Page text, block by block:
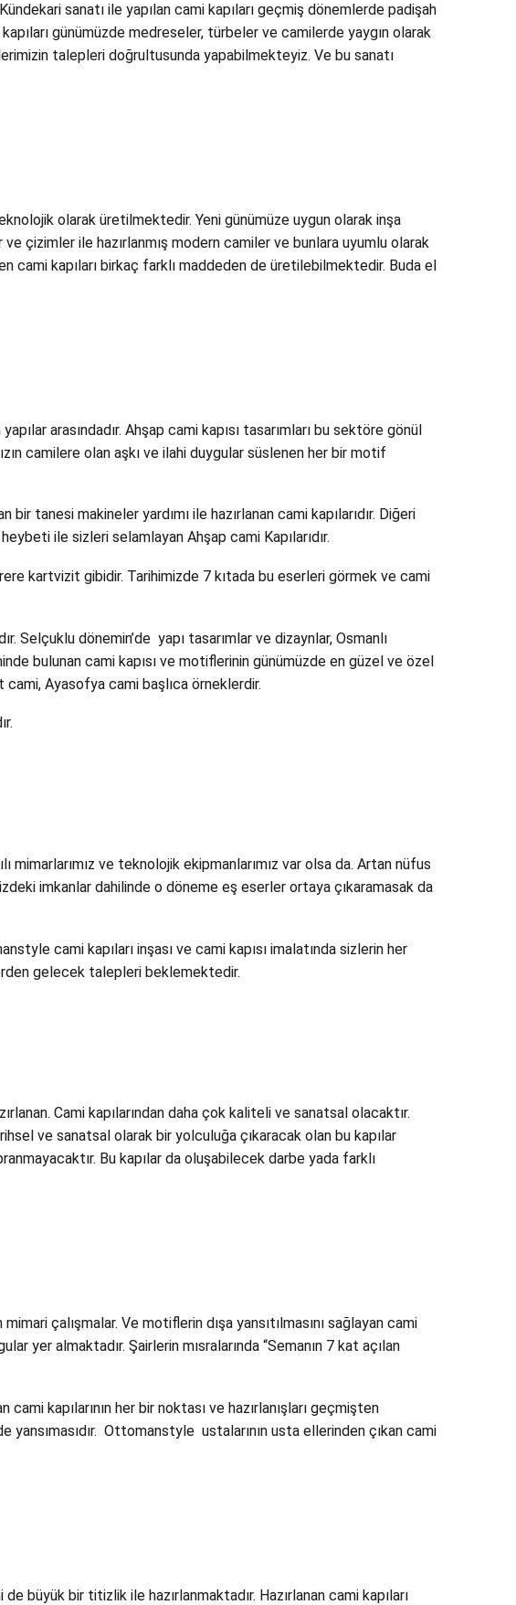
sanatı ile yapılan cami kapıları geçmiş dönemlerde padişah
günümüzde medreseler, türbeler ve camilerde yaygın olarak
talepleri doğrultusunda yapabilmekteyiz. Ve bu sanatı
olarak üretilmektedir. Yeni günümüze uygun olarak inşa
çizimler ile hazırlanmış modern camiler ve bunlara uyumlu olarak
cami kapıları birkaç farklı maddeden de üretilebilmektedir. Buda el
arasındadır. Ahşap cami kapısı tasarımları bu sektöre gönül
camilere olan aşkı ve ilahi duygular süslenen her bir motif
tanesi makineler yardımı ile hazırlanan cami kapılarıdır. Diğeri
ile sizleri selamlayan Ahşap cami Kapılarıdır.
kartvizit gibidir. Tarihimizde 7 kıtada bu eserleri görmek ve cami
Selçuklu dönemin’de yapı tasarımlar ve dizaynlar, Osmanlı
bulunan cami kapısı ve motiflerinin günümüzde en güzel ve özel
cami, Ayasofya cami başlıca örneklerdir.
mimarlarımız ve teknolojik ekipmanlarımız var olsa da. Artan nüfus
imkanlar dahilinde o döneme eş eserler ortaya çıkaramasak da
cami kapıları inşası ve cami kapısı imalatında sizlerin her
gelecek talepleri beklemektedir.
Cami kapılarından daha çok kaliteli ve sanatsal olacaktır.
ve sanatsal olarak bir yolculuğa çıkaracak olan bu kapılar
Bu kapılar da oluşabilecek darbe yada farklı
çalışmalar. Ve motiflerin dışa yansıtılmasını sağlayan cami
yer almaktadır. Şairlerin mısralarında “Semanın 7 kat açılan
kapılarının her bir noktası ve hazırlanışları geçmişten
yansımasıdır. Ottomanstyle ustalarının usta ellerinden çıkan cami
büyük bir titizlik ile hazırlanmaktadır. Hazırlanan cami kapıları